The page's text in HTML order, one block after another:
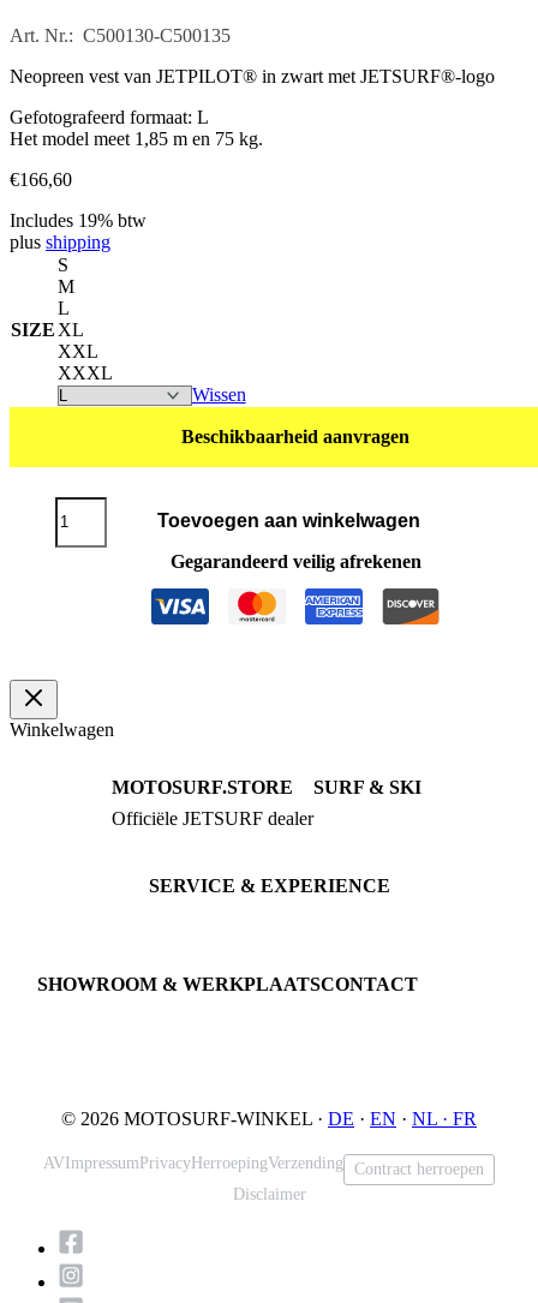
Art. Nr.: C500130-C500135
Neopreen vest van JETPILOT® in zwart met JETSURF®-logo
Gefotografeerd formaat: L
Het model meet 1,85 m en 75 kg.
€166,60
Includes 19% btw
plus shipping
SIZE
S
M
L
XL
XXL
XXXL
Wissen
Beschikbaarheid aanvragen
Neopreen
JETPILOT®
Toevoegen aan winkelwagen
Gegarandeerd veilig afrekenen
Winkelwagen
MOTOSURF.STORE
Officiële JETSURF dealer
SURF & SKI
JETSURF Boards
SERVICE & EXPERIENCE
SHOWROOM & WERKPLAATSCONTACT
© 2026 MOTOSURF-WINKEL · DE · EN · NL · FR
AVImpressum Privacy HerroepingVerzending
Contract herroepen
Disclaimer